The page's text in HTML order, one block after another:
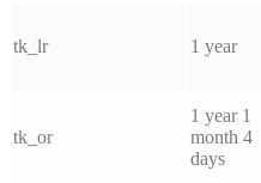
tk_lr 1 year
tk_or
1 year 1
month 4
days